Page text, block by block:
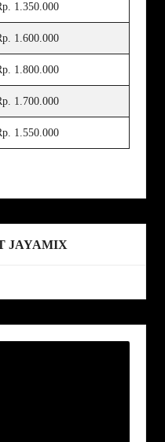
1.350.000
1.600.000
1.800.000
1.700.000
1.550.000
JAYAMIX